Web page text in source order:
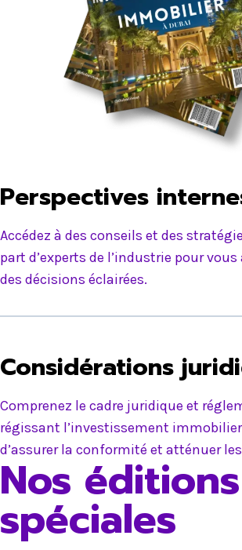
Perspectives
Accédez à des conseils et des
part d’experts de l’industrie pour vous
des décisions éclairées.
Considérations
Comprenez le cadre juridique et
régissant l’investissement
d’assurer la conformité et atténuer
Nos éditions
spéciales